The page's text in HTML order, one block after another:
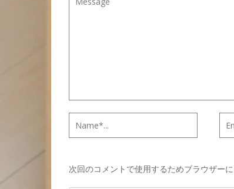
次回のコメントで使用するためブラウザー